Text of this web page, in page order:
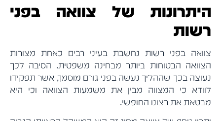
היתרונות של צוואה בפני
רשות
צוואה בפני רשות נחשבת בעיני רבים כאחת מצורות
הצוואה הבטוחות ביותר מבחינה משפטית. הסיבה לכך
נעוצה בכך שההליך נעשה בפני גורם מוסמך, אשר תפקידו
לוודא כי המצווה מבין את משמעות הצוואה וכי היא
מבטאת את רצונו החופשי.